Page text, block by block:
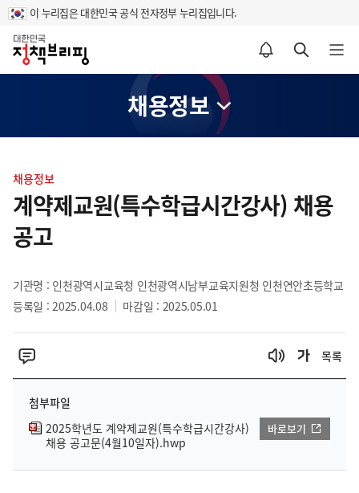
이 누리집은 대한민국 공식 전자정부 누리집입니다.
홈
알림설정 바로가기 검색 바로가기 메뉴 열기
채용정보
텐
츠
영
역
채용정보
계약제교원(특수학급시간강사) 채용
공고
기관명 : 인천광역시교육청 인천광역시남부교육지원청 인천연안초등학교
등록일 : 2025.04.08
마감일 : 2025.05.01
목록
첨부파일
2025학년도 계약제교원(특수학급시간강사)
채용 공고문(4월10일자).hwp
바로보기